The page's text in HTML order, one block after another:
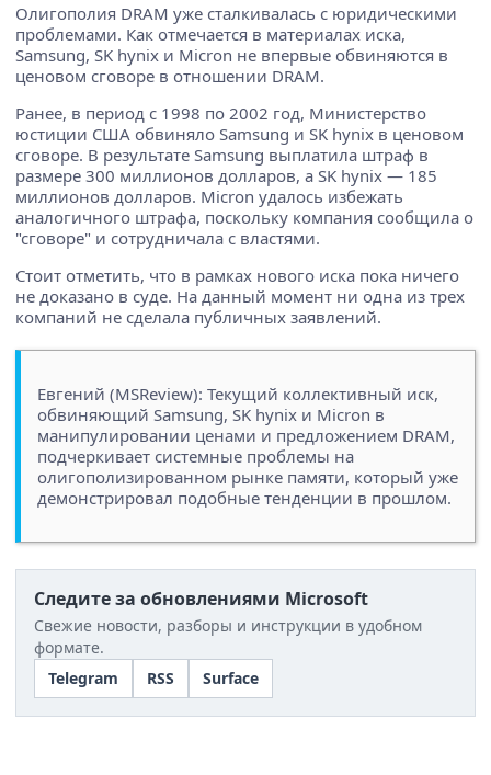
Олигополия DRAM уже сталкивалась с юридическими
проблемами. Как отмечается в материалах иска,
Samsung, SK hynix и Micron не впервые обвиняются в
ценовом сговоре в отношении DRAM.
Ранее, в период с 1998 по 2002 год, Министерство
юстиции США обвиняло Samsung и SK hynix в ценовом
сговоре. В результате Samsung выплатила штраф в
размере 300 миллионов долларов, а SK hynix — 185
миллионов долларов. Micron удалось избежать
аналогичного штрафа, поскольку компания сообщила о
"сговоре" и сотрудничала с властями.
Стоит отметить, что в рамках нового иска пока ничего
не доказано в суде. На данный момент ни одна из трех
компаний не сделала публичных заявлений.
Евгений (MSReview): Текущий коллективный иск,
обвиняющий Samsung, SK hynix и Micron в
манипулировании ценами и предложением DRAM,
подчеркивает системные проблемы на
олигополизированном рынке памяти, который уже
демонстрировал подобные тенденции в прошлом.
Следите за обновлениями Microsoft
Свежие новости, разборы и инструкции в удобном
формате.
Telegram
RSS Surface